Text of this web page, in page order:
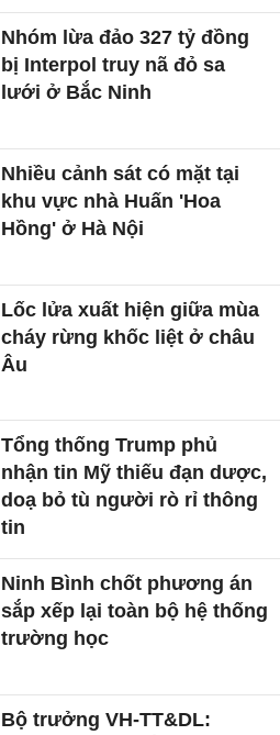
Nhóm lừa đảo 327 tỷ đồng
bị Interpol truy nã đỏ sa
lưới ở Bắc Ninh
Nhiều cảnh sát có mặt tại
khu vực nhà Huấn 'Hoa
Hồng' ở Hà Nội
Lốc lửa xuất hiện giữa mùa
cháy rừng khốc liệt ở châu
Âu
Tổng thống Trump phủ
nhận tin Mỹ thiếu đạn dược,
doạ bỏ tù người rò rỉ thông
tin
Ninh Bình chốt phương án
sắp xếp lại toàn bộ hệ thống
trường học
Bộ trưởng VH-TT&DL: